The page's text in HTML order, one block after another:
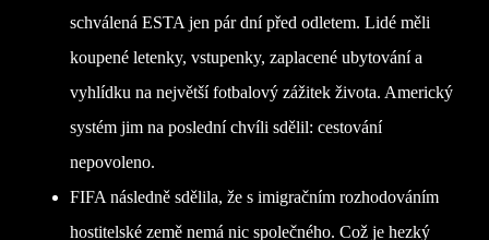
schválená ESTA jen pár dní před odletem. Lidé měli
koupené letenky, vstupenky, zaplacené ubytování a
vyhlídku na největší fotbalový zážitek života. Americký
systém jim na poslední chvíli sdělil: cestování
nepovoleno.
FIFA následně sdělila, že s imigračním rozhodováním
hostitelské země nemá nic společného. Což je hezký